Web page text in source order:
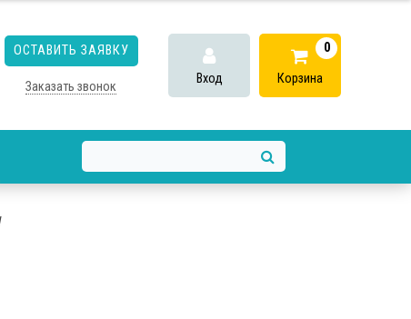
ОСТАВИТЬ ЗАЯВКУ
Заказать звонок
Вход Корзина
0